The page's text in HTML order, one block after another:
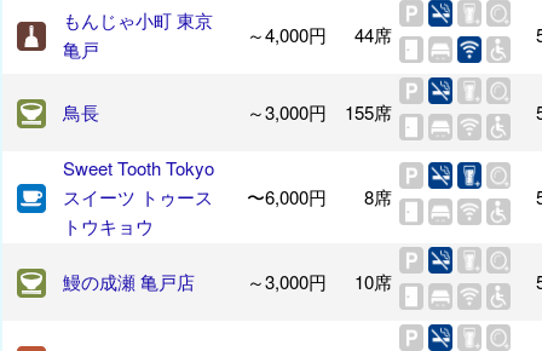
もんじゃ小町 東京
亀戸
～4,000円 44席
鳥長 ～3,000円 155席
Sweet Tooth Tokyo
スイーツ トゥース
トウキョウ
〜6,000円 8席
鰻の成瀬 亀戸店 ～3,000円 10席